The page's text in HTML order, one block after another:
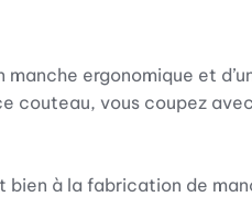
ergonomique et
vous coupez
à la fabrication de